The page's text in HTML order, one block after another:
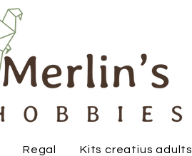
Regal Kits creatius adults